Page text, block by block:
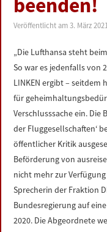
Veröffentlicht am3. März
„Die Lufthansa steht
So war es jedenfalls von
LINKEN ergibt – seitdem
für
Verschlusssache ein. Die
der Fluggesellschaften‘
öffentlicher Kritik
Beförderung von
nicht mehr zur
Sprecherin der Fraktion
Bundesregierung auf
2020. Die Abgeordnete